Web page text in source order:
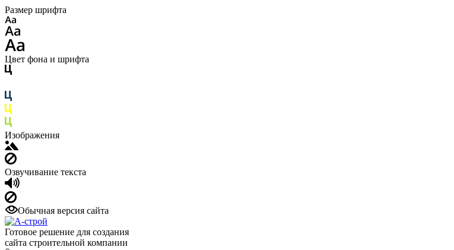
Размер шрифта
Цвет фона и шрифта
Изображения
Озвучивание текста
Обычная версия сайта
Готовое решение для создания
сайта строительной компании